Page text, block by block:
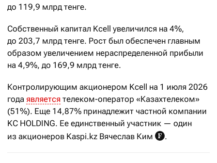
до 119,9 млрд тенге.
Собственный капитал Kcell увеличился на 4%,
до 203,7 млрд тенге. Рост был обеспечен главным
образом увеличением нераспределенной прибыли
на 4,9%, до 169,9 млрд тенге.
Контролирующим акционером Kcell на 1 июля 2026
года является телеком-оператор «Казахтелеком»
(51%). Еще 14,87% принадлежит частной компании
KC HOLDING. Ее единственный участник — один
из акционеров Kaspi.kz Вячеслав Ким
.